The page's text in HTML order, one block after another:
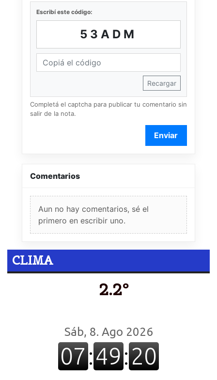
Escribí este código:
53ADM
Recargar
Completá el captcha para publicar tu comentario sin
salir de la nota.
Enviar
Comentarios
Aun no hay comentarios, sé el
primero en escribir uno.
CLIMA
2.2º